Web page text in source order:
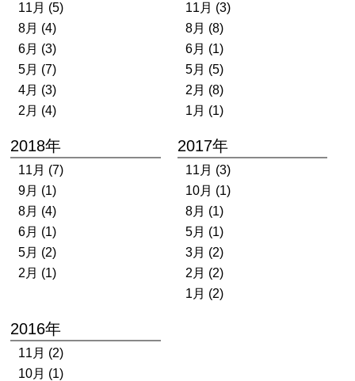
11月 (5)
8月 (4)
6月 (3)
5月 (7)
4月 (3)
2月 (4)
11月 (3)
8月 (8)
6月 (1)
5月 (5)
2月 (8)
1月 (1)
2018年
11月 (7)
9月 (1)
8月 (4)
6月 (1)
5月 (2)
2月 (1)
2017年
11月 (3)
10月 (1)
8月 (1)
5月 (1)
3月 (2)
2月 (2)
1月 (2)
2016年
11月 (2)
10月 (1)